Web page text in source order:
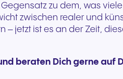
zu dem, was viele
zwischen realer und
– jetzt ist es an der Zeit,
beraten Dich gerne auf